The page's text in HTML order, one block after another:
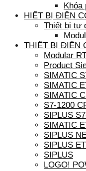
Khóa
HIẾT BỊ ĐIỆN
Thiết bị tự
THIẾT BỊ ĐIỆN
Modular
Product
SIMATIC
SIMATIC
SIMATIC
S7-1200
SIPLUS
SIMATIC
SIPLUS
SIPLUS
SIPLUS
LOGO!